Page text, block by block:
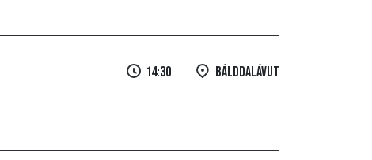
14:30 Bálddalávut